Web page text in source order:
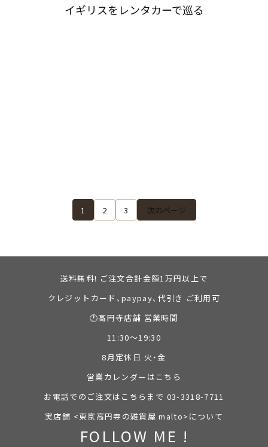
イギリスを​レンタカーで​巡る
1 2 3 次のページ
送料無料! ご注文合計金額1万円以上で
クレジットカード、paypay、代引き ご利用可
🕐高円寺店舗 営業時間
11:30～19:30
8月定休日 火・金
営業カレンダーはこちら
お電話でのご注文はこちらまで 03-3318-7711
実店舗 <東京高円寺の雑貨屋 malto>について
FOLLOW ME !